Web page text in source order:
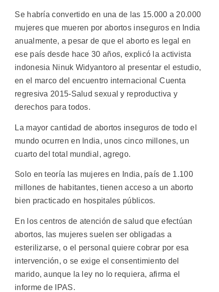
Se habría convertido en una de las 15.000 a 20.000
mujeres que mueren por abortos inseguros en India
anualmente, a pesar de que el aborto es legal en
ese país desde hace 30 años, explicó la activista
indonesia Ninuk Widyantoro al presentar el estudio,
en el marco del encuentro internacional Cuenta
regresiva 2015-Salud sexual y reproductiva y
derechos para todos.
La mayor cantidad de abortos inseguros de todo el
mundo ocurren en India, unos cinco millones, un
cuarto del total mundial, agrego.
Solo en teoría las mujeres en India, país de 1.100
millones de habitantes, tienen acceso a un aborto
bien practicado en hospitales públicos.
En los centros de atención de salud que efectúan
abortos, las mujeres suelen ser obligadas a
esterilizarse, o el personal quiere cobrar por esa
intervención, o se exige el consentimiento del
marido, aunque la ley no lo requiera, afirma el
informe de IPAS.